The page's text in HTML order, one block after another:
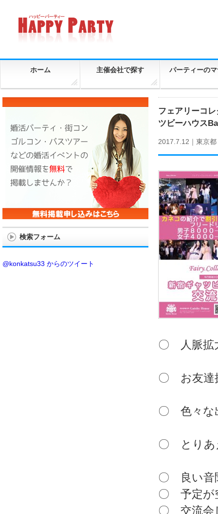
ホーム 主催会社で探す パーティーの
フェアリーコ
ツビーハウス
2017.7.12｜ 東京都
〇 人脈拡
〇 お友達
〇 色々な
〇 とりあ
〇 良い音
〇 予定が
〇 交流会
検索フォーム
@konkatsu33 からのツイート